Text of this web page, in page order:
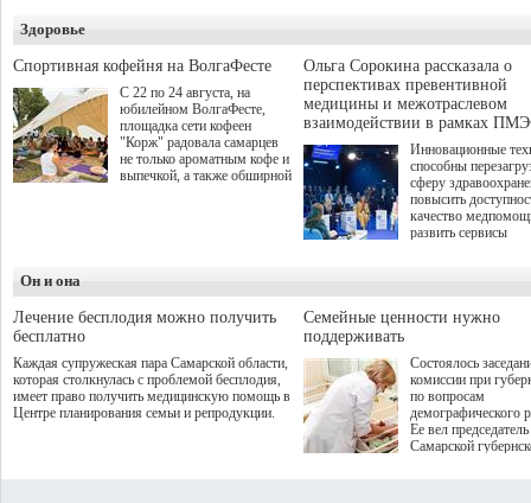
а сам он
Здоровье
Спортивная кофейня на ВолгаФесте
С 22 по 24 августа, на
юбилейном ВолгаФесте,
площадка сети кофеен
"Корж" радовала самарцев
не только ароматным кофе и
выпечкой, а также обширной
Ольга Сорокина рассказала о
перспективах превентивной
медицины и межотраслевом
взаимодействии в рамках
Инновационные
способны
сферу
повысить
качество
развить сервисы
определенными
К ним можно
возникающие при
данными
более динамичного
проникновения
сегмент
отраслевое
Он и она
Лечение бесплодия можно получить
бесплатно
Каждая супружеская пара Самарской области,
которая столкнулась с проблемой бесплодия,
имеет право получить медицинскую помощь в
Центре планирования семьи и репродукции.
Семейные ценности нужно
поддерживать
Состоялось
комиссии при
по вопросам
демографического
Ее вел председатель
Самарской